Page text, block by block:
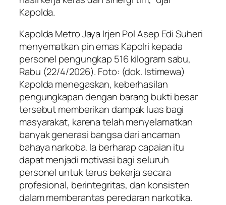
Kapolda.
Kapolda Metro Jaya Irjen Pol Asep Edi Suheri
menyematkan pin emas Kapolri kepada
personel pengungkap 516 kilogram sabu,
Rabu (22/4/2026). Foto: (dok. Istimewa)
Kapolda menegaskan, keberhasilan
pengungkapan dengan barang bukti besar
tersebut memberikan dampak luas bagi
masyarakat, karena telah menyelamatkan
banyak generasi bangsa dari ancaman
bahaya narkoba. Ia berharap capaian itu
dapat menjadi motivasi bagi seluruh
personel untuk terus bekerja secara
profesional, berintegritas, dan konsisten
dalam memberantas peredaran narkotika.